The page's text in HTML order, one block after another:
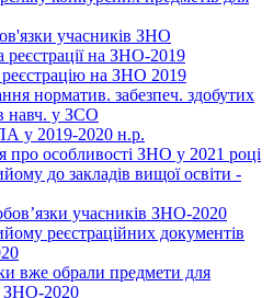
учасників ЗНО
реєстрації на ЗНО-2019
на ЗНО 2019
норматив. забезпеч. здобутих
навч. у ЗСО
у 2019-2020 н.р.
про особливості ЗНО у 2021 році
до закладів вищої освіти -
учасників ЗНО-2020
реєстраційних документів
вже обрали предмети для
ЗНО-2020